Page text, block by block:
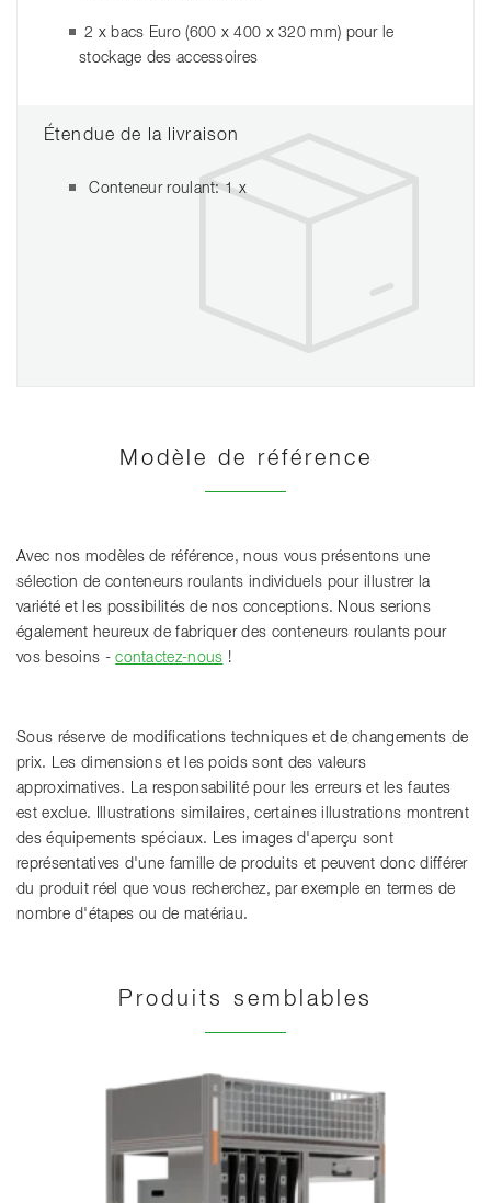
2 x bacs Euro (600 x 400 x 320 mm) pour le
stockage des accessoires
Étendue de la livraison
Conteneur roulant: 1 x
Modèle de référence
Avec nos modèles de référence, nous vous présentons une
sélection de conteneurs roulants individuels pour illustrer la
variété et les possibilités de nos conceptions. Nous serions
également heureux de fabriquer des conteneurs roulants pour
vos besoins -contactez-nous !
Sous réserve de modifications techniques et de changements de
prix. Les dimensions et les poids sont des valeurs
approximatives. La responsabilité pour les erreurs et les fautes
est exclue. Illustrations similaires, certaines illustrations montrent
des équipements spéciaux. Les images d'aperçu sont
représentatives d'une famille de produits et peuvent donc différer
du produit réel que vous recherchez, par exemple en termes de
nombre d'étapes ou de matériau.
Produits semblables